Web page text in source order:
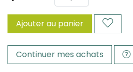
Ajouter au panier
Continuer mes achats